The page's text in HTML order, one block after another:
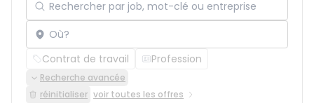
Localisation
Contrat de travail Profession
Recherche avancée
réinitialiser voir toutes les offres